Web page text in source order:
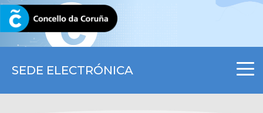
SEDE ELECTRÓNICA
CORUNA.GAL